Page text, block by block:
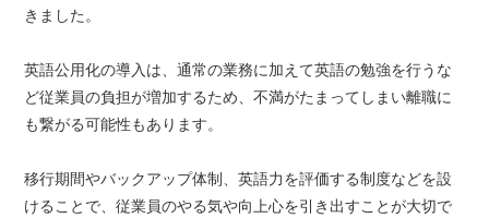
きました。
英語公用化の導入は、通常の業務に加えて英語の勉強を行うな
ど従業員の負担が増加するため、不満がたまってしまい離職に
も繋がる可能性もあります。
移行期間やバックアップ体制、英語力を評価する制度などを設
けることで、従業員のやる気や向上心を引き出すことが大切で